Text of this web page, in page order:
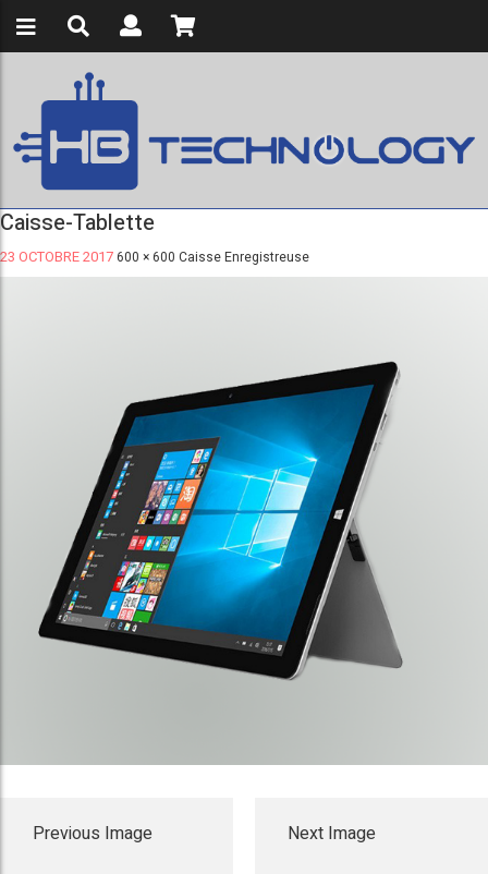
Caisse-Tablette
23 OCTOBRE 2017600 × 600 Caisse Enregistreuse
Previous Image Next Image